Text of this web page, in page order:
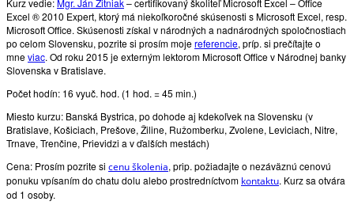
Excel ® 2010 Expert, ktorý má niekoľkoročné skúsenosti s Microsoft Excel, resp.
Microsoft Office. Skúsenosti získal v národných a nadnárodných spoločnostiach
po celom Slovensku, pozrite si prosím mojereferencie, príp. si prečítajte o
mneviac. Od roku 2015 je externým lektorom Microsoft Office v Národnej banky
Slovenska v Bratislave.
Počet hodín: 16 vyuč. hod. (1 hod. = 45 min.)
Miesto kurzu: Banská Bystrica, po dohode aj kdekoľvek na Slovensku (v
Bratislave, Košiciach, Prešove, Žiline, Ružomberku, Zvolene, Leviciach, Nitre,
Trnave, Trenčine, Prievidzi a v ďalších mestách)
Cena: Prosím pozrite si cenu školenia, prip. požiadajte o nezáväznú cenovú
ponuku vpísaním do chatu dolu alebo prostredníctvom kontaktu. Kurz sa otvára
od 1 osoby.